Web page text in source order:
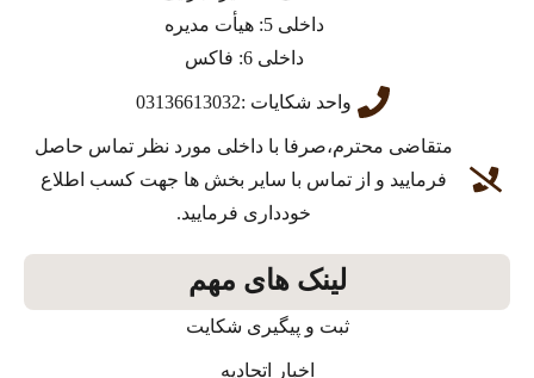
داخلی 5: هیأت مدیره
داخلی 6: فاکس
واحد شکایات :03136613032
متقاضی محترم،صرفا با داخلی مورد نظر تماس حاصل
فرمایید و از تماس با سایر بخش ها جهت کسب اطلاع
خودداری فرمایید.
لینک های مهم
ثبت و پیگیری شکایت
اخبار اتحادیه